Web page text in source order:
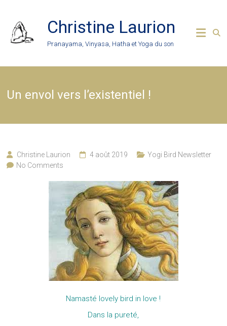
content
Christine Laurion
Pranayama, Vinyasa, Hatha et Yoga du son
Un envol vers l’existentiel !
Christine Laurion 4 août 2019
Yogi Bird Newsletter
No Comments
Namasté lovely bird in love !
Dans la pureté,